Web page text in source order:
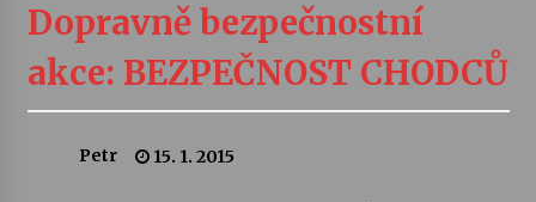
Vernisáž výstavy Josefíny Duškové: Stávám se
kapkou
Veselí muzikanti
Dopravně bezpečnostní
akce: BEZPEČNOST CHODCŮ
Petr 15. 1. 2015